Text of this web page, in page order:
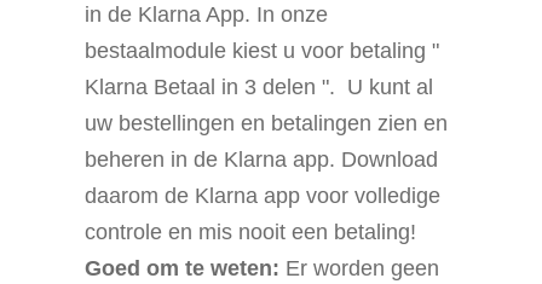
in de Klarna App. In onze
bestaalmodule kiest u voor betaling "
Klarna Betaal in 3 delen ". U kunt al
uw bestellingen en betalingen zien en
beheren in de Klarna app. Download
daarom de Klarna app voor volledige
controle en mis nooit een betaling!
Goed om te weten: Er worden geen